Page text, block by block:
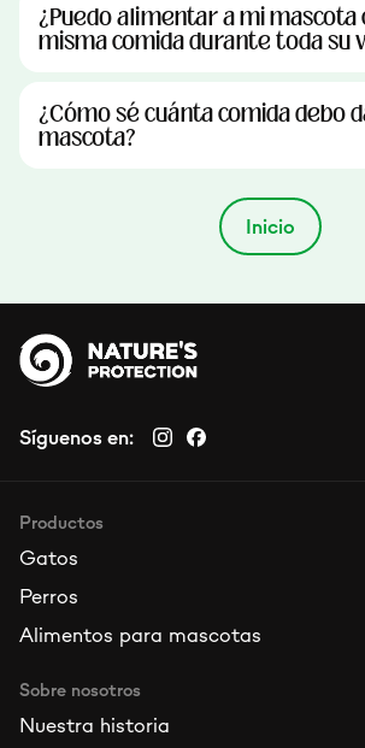
¿Puedo alimentar a mi mascota
misma comida durante toda su
¿Cómo sé cuánta comida debo
mascota?
Inicio
Síguenos en:
Productos
Gatos
Perros
Alimentos para mascotas
Sobre nosotros
Nuestra historia